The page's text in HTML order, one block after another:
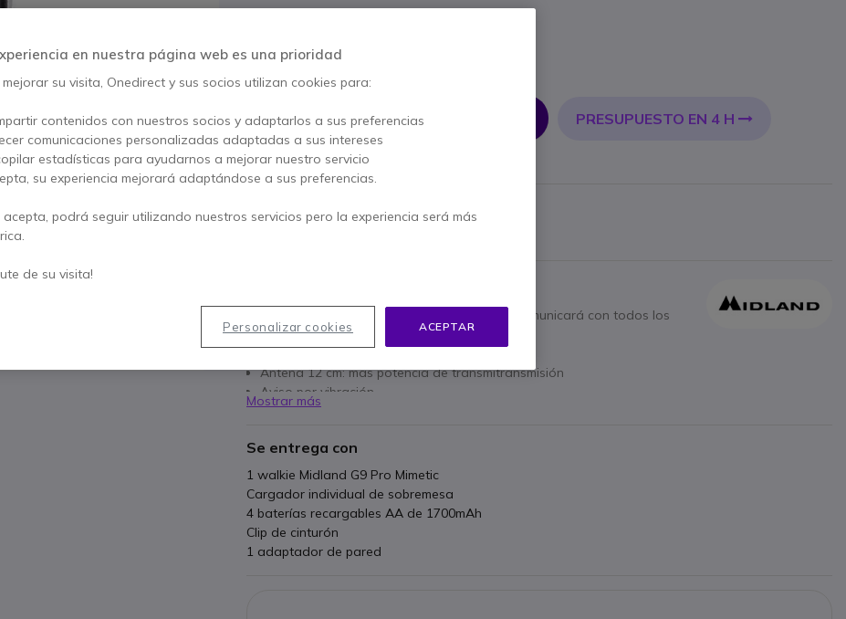
95,65 €
79,95 €
AÑADIR AL CARRITO PRESUPUESTO EN 4 H
No está disponible
2 años de garantía
del fabricante
Función emergencia: con un sólo botón se comunicará con todos los
walkies G9 en la área.
Función: Vox
Antena 12 cm: mas potencia de transmitransmisión
Aviso por vibración
Función escáner.
Función fuera de cobertura
Chasis reforzado y pantalla más grande
Mostrar más
Se entrega con
1 walkie Midland G9 Pro Mimetic
Cargador individual de sobremesa
4 baterías recargables AA de 1700mAh
Clip de cinturón
1 adaptador de pared
en nuestra página web es una prioridad
su visita, Onedirect y sus socios utilizan cookies para:
contenidos con nuestros socios y adaptarlos a sus preferencias
comunicaciones personalizadas adaptadas a sus intereses
estadísticas para ayudarnos a mejorar nuestro servicio
su experiencia mejorará adaptándose a sus preferencias.
acepta, podrá seguir utilizando nuestros servicios pero la experiencia será más
de su visita!
ACEPTAR
Personalizar cookies